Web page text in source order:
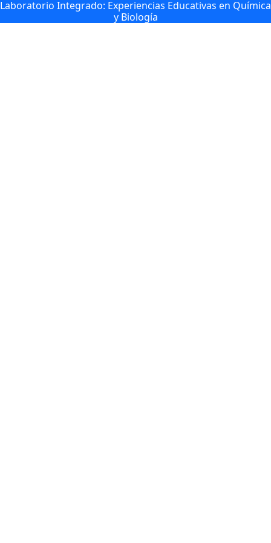
Laboratorio Integrado: Experiencias Educativas en Química
y Biología